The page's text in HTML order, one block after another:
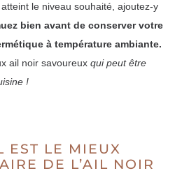
le niveau souhaité, ajoutez-y
bien avant de conserver votre
à température ambiante.
ail noir savoureux qui peut être
!
EST LE MIEUX
DE L’AIL NOIR